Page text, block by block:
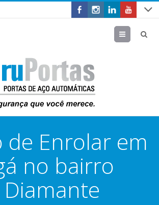
Menu
de Enrolar em
no bairro
Diamante